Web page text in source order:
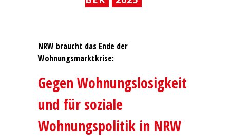
NRW braucht das Ende der
Wohnungsmarktkrise:
Gegen Wohnungslosigkeit
und für soziale
Wohnungspolitik in NRW